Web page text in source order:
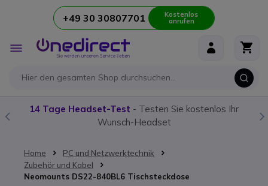
Zum Inhalt springen+49 30 30807701 Kostenlos
anrufen
Navigation
umschalten
14 Tage Headset-Test - Testen Sie kostenlos Ihr
Wunsch-Headset
Home
PC und Netzwerktechnik
Zubehör und Kabel
Neomounts DS22-840BL6 Tischsteckdose